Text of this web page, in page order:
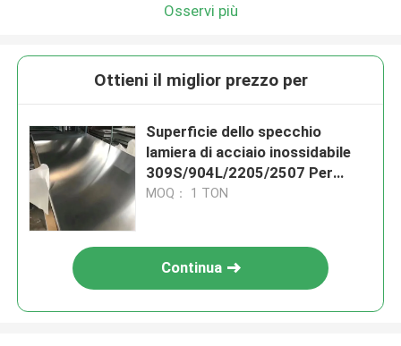
Osservi più
Ottieni il miglior prezzo per
Superficie dello specchio
lamiera di acciaio inossidabile
309S/904L/2205/2507 Per
gioielli
MOQ： 1 TON
Continua